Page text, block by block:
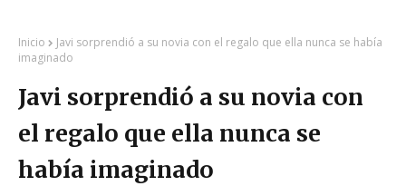
Inicio
Javi sorprendió a su novia con el regalo que ella nunca se había
imaginado
Javi sorprendió a su novia con
el regalo que ella nunca se
había imaginado